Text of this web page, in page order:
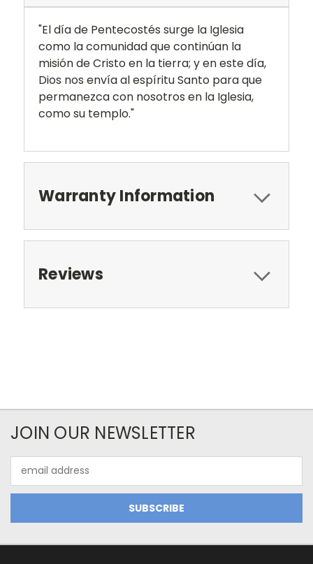
"El día de Pentecostés surge la Iglesia
como la comunidad que continúan la
misión de Cristo en la tierra; y en este día,
Dios nos envía al espíritu Santo para que
permanezca con nosotros en la Iglesia,
como su templo."
Warranty Information
Reviews
JOIN OUR NEWSLETTER
Address